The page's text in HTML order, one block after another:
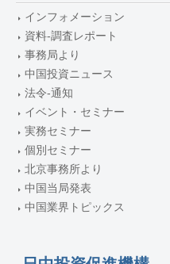
インフォメーション
資料-調査レポート
事務局より
中国投資ニュース
法令-通知
イベント・セミナー
実務セミナー
個別セミナー
北京事務所より
中国当局発表
中国業界トピックス